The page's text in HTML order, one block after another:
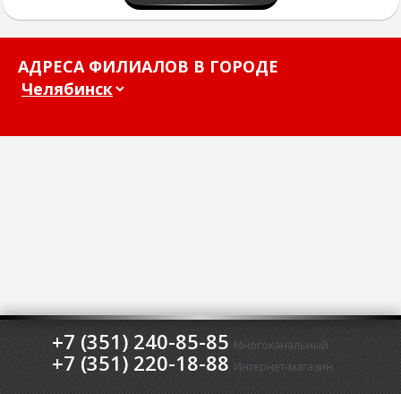
АДРЕСА ФИЛИАЛОВ В ГОРОДЕ
+7 (351) 240-85-85 Многоканальный
+7 (351) 220-18-88 Интернет-магазин